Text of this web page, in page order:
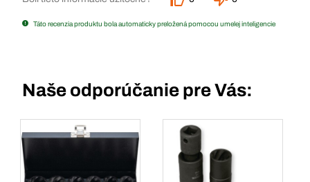
Táto recenzia produktu bola automaticky preložená pomocou umelej inteligencie
Naše odporúčanie pre Vás: